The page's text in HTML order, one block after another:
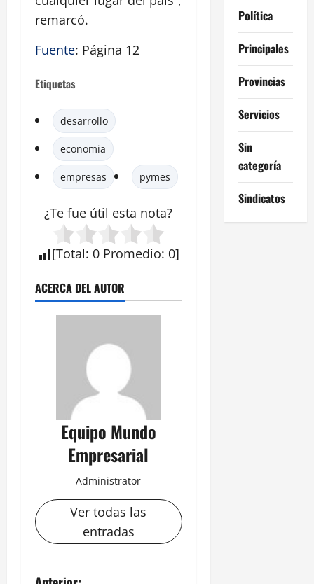
remarcó.
Fuente: Página 12
Etiquetas
desarrollo
economia
empresas pymes
¿Te fue útil esta nota?
[Total: 0 Promedio: 0]
ACERCA DEL AUTOR
Equipo Mundo
Empresarial
Administrator
Ver todas las
entradas
Política
Principales
Provincias
Servicios
Sin
categoría
Sindicatos